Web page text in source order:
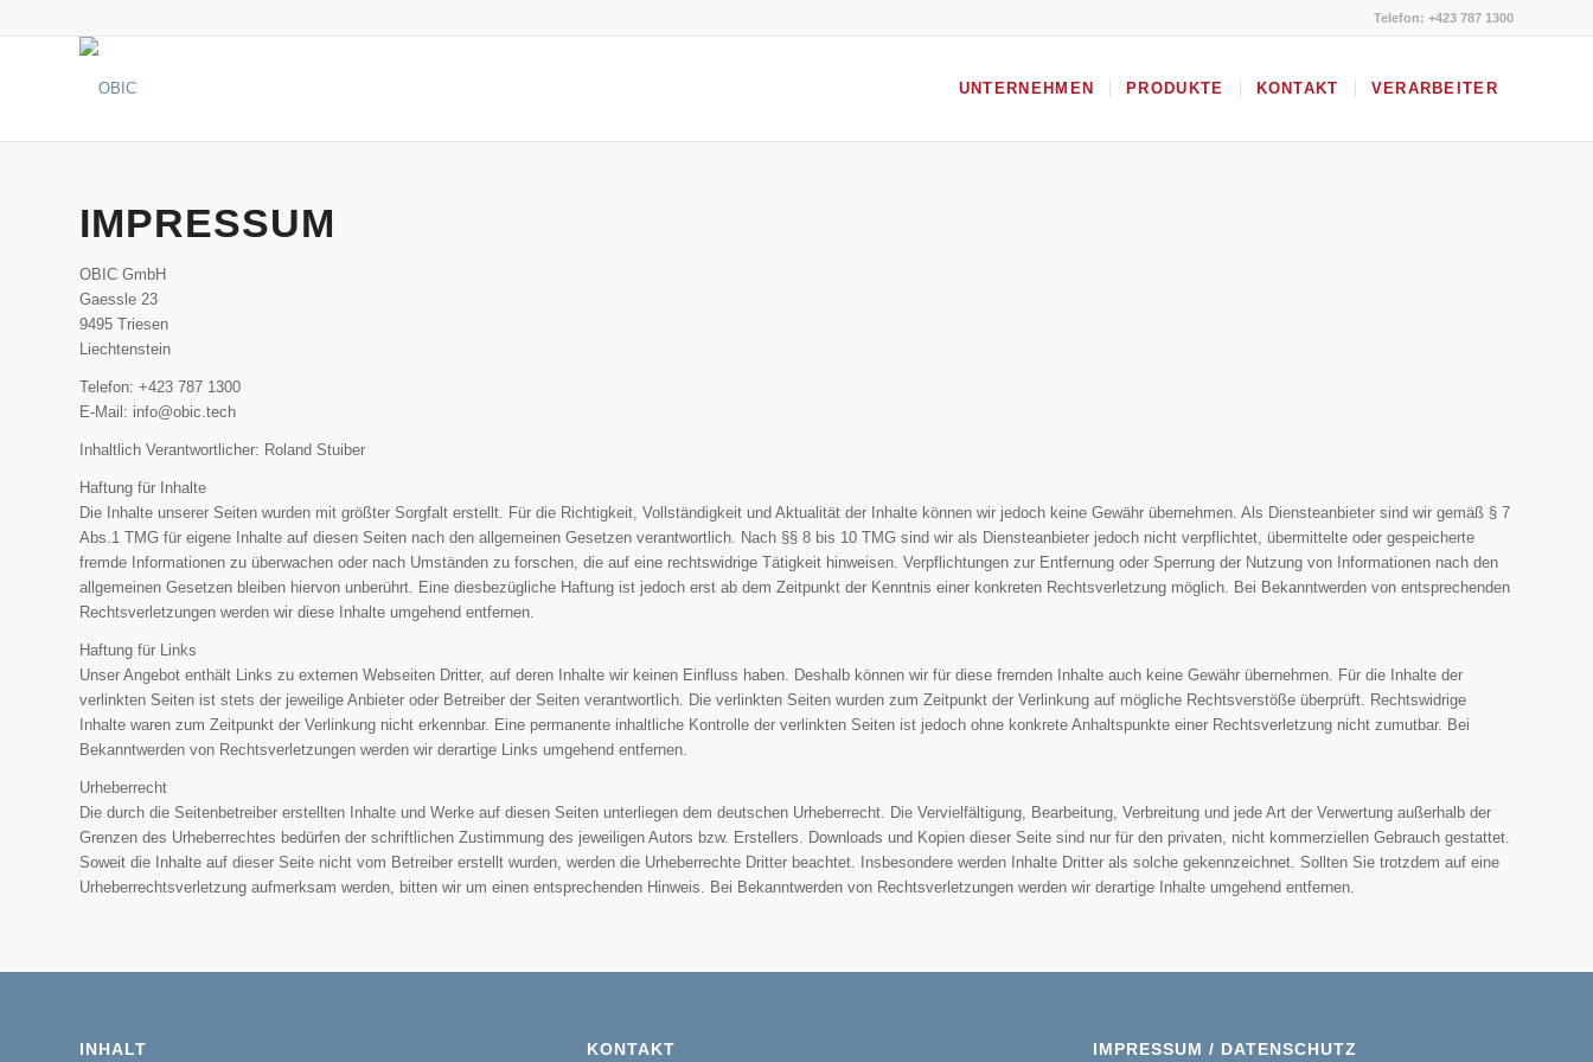
Telefon: +423 787 1300
UNTERNEHMEN PRODUKTE KONTAKT VERARBEITER
OBIC
Der Maßstab bei Polyurea!
IMPRESSUM
OBIC GmbH
Gaessle 23
9495 Triesen
Liechtenstein
Telefon: +423 787 1300
E-Mail: info@obic.tech
Inhaltlich Verantwortlicher: Roland Stuiber
Haftung für Inhalte
Die Inhalte unserer Seiten wurden mit größter Sorgfalt erstellt. Für die Richtigkeit, Vollständigkeit und Aktualität der Inhalte können wir jedoch keine Gewähr übernehmen. Als Diensteanbieter sind wir gemäß § 7
Abs.1 TMG für eigene Inhalte auf diesen Seiten nach den allgemeinen Gesetzen verantwortlich. Nach §§ 8 bis 10 TMG sind wir als Diensteanbieter jedoch nicht verpflichtet, übermittelte oder gespeicherte
fremde Informationen zu überwachen oder nach Umständen zu forschen, die auf eine rechtswidrige Tätigkeit hinweisen. Verpflichtungen zur Entfernung oder Sperrung der Nutzung von Informationen nach den
allgemeinen Gesetzen bleiben hiervon unberührt. Eine diesbezügliche Haftung ist jedoch erst ab dem Zeitpunkt der Kenntnis einer konkreten Rechtsverletzung möglich. Bei Bekanntwerden von entsprechenden
Rechtsverletzungen werden wir diese Inhalte umgehend entfernen.
Haftung für Links
Unser Angebot enthält Links zu externen Webseiten Dritter, auf deren Inhalte wir keinen Einfluss haben. Deshalb können wir für diese fremden Inhalte auch keine Gewähr übernehmen. Für die Inhalte der
verlinkten Seiten ist stets der jeweilige Anbieter oder Betreiber der Seiten verantwortlich. Die verlinkten Seiten wurden zum Zeitpunkt der Verlinkung auf mögliche Rechtsverstöße überprüft. Rechtswidrige
Inhalte waren zum Zeitpunkt der Verlinkung nicht erkennbar. Eine permanente inhaltliche Kontrolle der verlinkten Seiten ist jedoch ohne konkrete Anhaltspunkte einer Rechtsverletzung nicht zumutbar. Bei
Bekanntwerden von Rechtsverletzungen werden wir derartige Links umgehend entfernen.
Urheberrecht
Die durch die Seitenbetreiber erstellten Inhalte und Werke auf diesen Seiten unterliegen dem deutschen Urheberrecht. Die Vervielfältigung, Bearbeitung, Verbreitung und jede Art der Verwertung außerhalb der
Grenzen des Urheberrechtes bedürfen der schriftlichen Zustimmung des jeweiligen Autors bzw. Erstellers. Downloads und Kopien dieser Seite sind nur für den privaten, nicht kommerziellen Gebrauch gestattet.
Soweit die Inhalte auf dieser Seite nicht vom Betreiber erstellt wurden, werden die Urheberrechte Dritter beachtet. Insbesondere werden Inhalte Dritter als solche gekennzeichnet. Sollten Sie trotzdem auf eine
Urheberrechtsverletzung aufmerksam werden, bitten wir um einen entsprechenden Hinweis. Bei Bekanntwerden von Rechtsverletzungen werden wir derartige Inhalte umgehend entfernen.
INHALT KONTAKT IMPRESSUM / DATENSCHUTZ